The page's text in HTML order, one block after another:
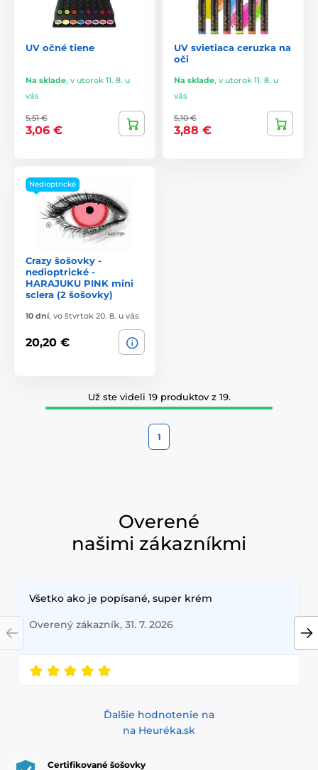
UV očné tiene
Na sklade, v utorok 11. 8. u
vás
5,51 €
3,06 €
UV svietiaca ceruzka na
oči
Na sklade, v utorok 11. 8. u
vás
5,10 €
3,88 €
Nedioptrické
Crazy šošovky -
nedioptrické -
HARAJUKU PINK mini
sclera (2 šošovky)
10 dní, vo štvrtok 20. 8. u vás
20,20 €
Už ste videli 19 produktov z 19.
1
Overené
našimi zákazníkmi
Všetko ako je popísané, super krém
Overený zákazník, 31. 7. 2026
Ďalšie hodnotenie na
na Heuréka.sk
Certifikované šošovky